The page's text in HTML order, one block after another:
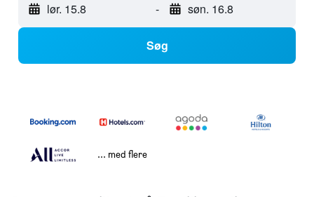
lør. 15.8 - søn. 16.8
Søg
... med flere